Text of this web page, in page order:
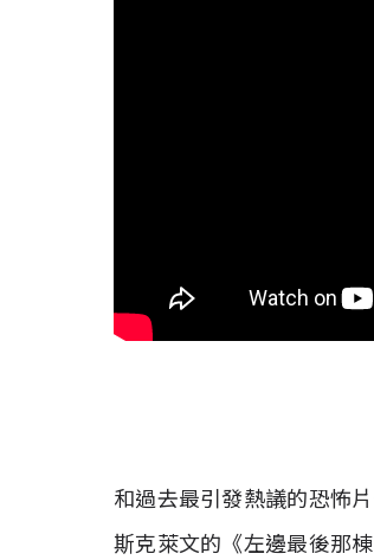
和過去最引發熱議的恐怖
斯克萊文的《左邊最後那